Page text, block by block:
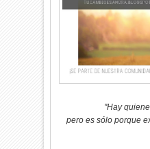
"Hay
pero es sólo porque